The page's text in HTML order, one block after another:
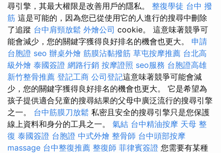
尋引擎，其最大權限是改善用戶的隱私。 整復學徒 台中 撥
筋 這是可能的，因為您已從使用它的人進行的搜尋中刪除
了追蹤 台中肩頸放鬆 外燴公司 cookie。 這意味著競爭可
能會減少，您的關鍵字獲得良好排名的機會也更大。 申請
台胞證 seo 辦桌外燴 筋膜沾黏撥筋 草屯按摩推薦 台北高
級外燴 泰國簽證 網路行銷 按摩證照 seo服務 台胞證高雄
新竹整骨推薦 登記工商 公司登記這意味著競爭可能會減
少，您的關鍵字獲得良好排名的機會也更大。 它是希望為
孩子提供適合兒童的搜尋結果的父母中廣泛流行的搜尋引擎
之一。 台中筋膜刀放鬆 私密且安全的搜尋引擎只是您保護
線上資料和身分的工具之一。 氣結 台中精油按摩 天母 整
復 泰國簽證 台胞證 中式外燴 整骨師 台中頭部按摩
massage 台中整復推薦 整復師 菲律賓簽證 您需要有某種